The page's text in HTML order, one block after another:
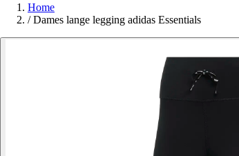
Home
/ Dames lange legging adidas Essentials